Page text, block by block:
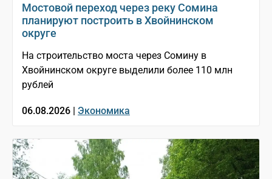
Мостовой переход через реку Сомина
планируют построить в Хвойнинском
округе
На строительство моста через Сомину в
Хвойнинском округе выделили более 110 млн
рублей
06.08.2026 | Экономика